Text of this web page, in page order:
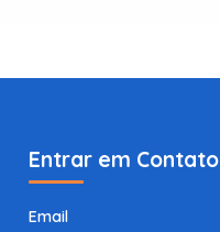
Entrar em Contato
Email